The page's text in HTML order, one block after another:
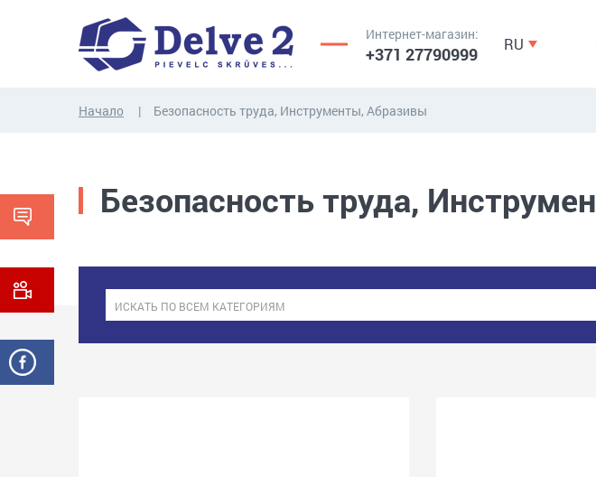
Интернет-магазин:
+371 27790999 RU
РЕЗЬБОВЫЕ
СТЕРЖНИ
ДРУГИЕ...
ДЮБЕЛЬГВОЗДЬ,
ЯКОРЯ, КРЕПЕЖИ
Начало Безопасность труда, Инструменты, Абразивы
Безопасность труда,